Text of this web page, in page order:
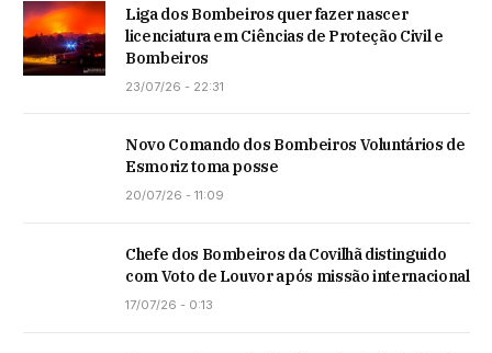
Liga dos Bombeiros quer fazer nascer
licenciatura em Ciências de Proteção Civil e
Bombeiros
23/07/26 - 22:31
Novo Comando dos Bombeiros Voluntários de
Esmoriz toma posse
20/07/26 - 11:09
Chefe dos Bombeiros da Covilhã distinguido
com Voto de Louvor após missão internacional
17/07/26 - 0:13